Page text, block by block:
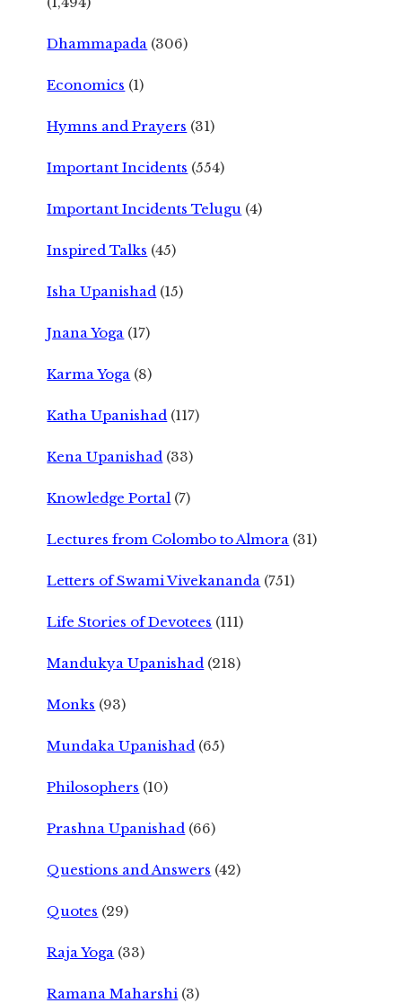
Dhammapada (306)
Economics (1)
Hymns and Prayers (31)
Important Incidents (554)
Important Incidents Telugu (4)
Inspired Talks (45)
Isha Upanishad (15)
Jnana Yoga (17)
Karma Yoga (8)
Katha Upanishad (117)
Kena Upanishad (33)
Knowledge Portal (7)
Lectures from Colombo to Almora (31)
Letters of Swami Vivekananda (751)
Life Stories of Devotees (111)
Mandukya Upanishad (218)
Monks (93)
Mundaka Upanishad (65)
Philosophers (10)
Prashna Upanishad (66)
Questions and Answers (42)
Quotes (29)
Raja Yoga (33)
Ramana Maharshi (3)